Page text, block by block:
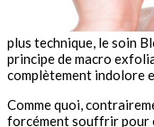
plus technique, le soin
principe de macro
complètement indolore
Comme quoi,
forcément souffrir pour